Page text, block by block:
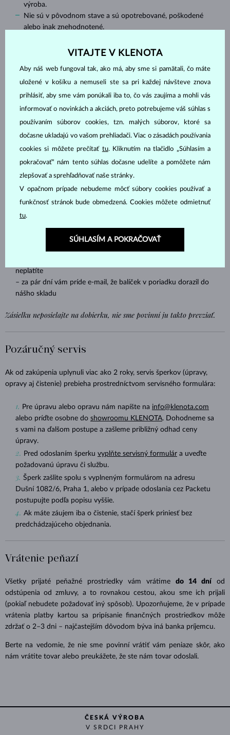
výroba.
Nie sú v pôvodnom stave a sú opotrebované, poškodené
alebo inak znehodnotené.
Ako vrátiť objednávku?
Kliknite na tlačidloOdstúpiť od zmluvyv hornej časti
stránky.
Zadajte číslo objednávky alebo faktury a e-mail, ktorý ste
použili pri nákupe. Náš online modul vás potom krok za
nám zásielku odoslať. Pripravte zásielku, ktorá bude obsahovať:
– zakúpený šperk v pôvodnej krabičke
– KLENOTA certifikát pravosti
– prípadne všetky priložené medzinárodné certifikáty (GIA, IGI,
HRD)
(Z-BOX nie je podporovaný)a:
neplatíte
– za pár dní vám príde e-mail, že balíček v poriadku dorazil do
nášho skladu
Zásielku neposielajte na dobierku, nie sme povinní ju takto prevziať.
Pozáručný servis
Ak od zakúpenia uplynuli viac ako 2 roky, servis šperkov (úpravy,
opravy aj čistenie) prebieha prostredníctvom servisného formulára:
Pre úpravu alebo opravu nám napíšte na info@klenota.com
alebo príďte osobne do showroomu KLENOTA. Dohodneme sa
s vami na ďalšom postupe a zašleme približný odhad ceny
úpravy.
Pred odoslaním šperku vyplňte servisný formulára uveďte
požadovanú úpravu či službu.
Šperk zašlite spolu s vyplneným formulárom na adresu
Dušní 1082/6, Praha 1, alebo v prípade odoslania cez Packetu
postupujte podľa popisu vyššie.
Ak máte záujem iba o čistenie, stačí šperk priniesť bez
predchádzajúceho objednania.
Vrátenie peňazí
Všetky prijaté peňažné prostriedky vám vrátime do 14 dní od
odstúpenia od zmluvy, a to rovnakou cestou, akou sme ich prijali
(pokiaľ nebudete požadovať iný spôsob). Upozorňujeme, že v prípade
vrátenia platby kartou sa pripísanie finančných prostriedkov môže
zdržať o 2–3 dni – najčastejším dôvodom býva iná banka príjemcu.
Berte na vedomie, že nie sme povinní vrátiť vám peniaze skôr, ako
nám vrátite tovar alebo preukážete, že ste nám tovar odoslali.
ČESKÁ VÝROBA
V SRDCI PRAHY
VITAJTE V KLENOTA
Aby náš web fungoval tak, ako má, aby sme si pamätali, čo máte
uložené v košíku a nemuseli ste sa pri každej návšteve znova
prihlásiť, aby sme vám ponúkali iba to, čo vás zaujíma a mohli vás
informovať o novinkách a akciách, preto potrebujeme váš súhlas s
používaním súborov cookies, tzn. malých súborov, ktoré sa
dočasne ukladajú vo vašom prehliadači. Viac o zásadách používania
cookies si môžete prečítať tu. Kliknutím na tlačidlo „Súhlasím a
pokračovať“ nám tento súhlas dočasne udelíte a pomôžete nám
zlepšovať a sprehľadňovať naše stránky.
V opačnom prípade nebudeme môcť súbory cookies používať a
funkčnosť stránok bude obmedzená. Cookies môžete odmietnuť
tu.
SÚHLASÍM A POKRAČOVAŤ